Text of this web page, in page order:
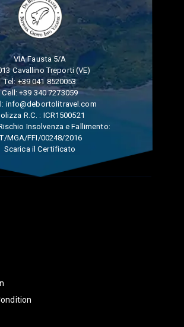
VIA Fausta 5/A
Cavallino Treporti (VE)
Tel:+39 041 8520053
Cell:+39 340 7273059
info@debortolitravel.com
R.C. : ICR1500521
Insolvenza e Fallimento:
MGA/FFI/00248/2016
Scarica il Certificato